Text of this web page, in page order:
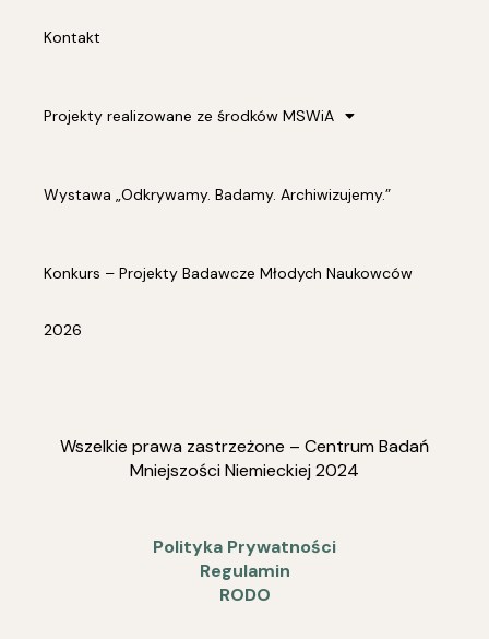
Kontakt
Projekty realizowane ze środków MSWiA
Wystawa „Odkrywamy. Badamy. Archiwizujemy.”
Konkurs – Projekty Badawcze Młodych Naukowców
2026
Wszelkie prawa zastrzeżone – Centrum Badań
Mniejszości Niemieckiej 2024
Polityka Prywatności
Regulamin
RODO